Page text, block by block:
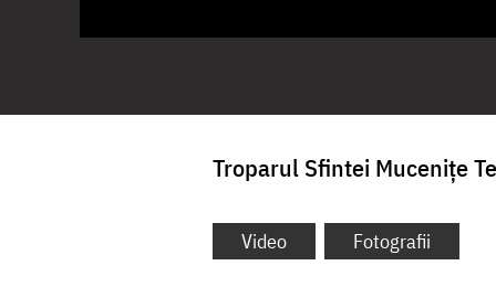
Troparul Sfintei Mucenițe
Video Fotografii